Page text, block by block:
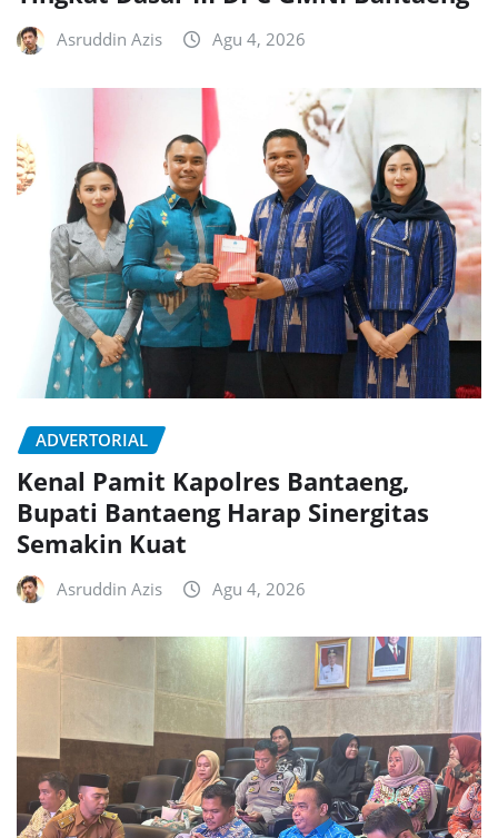
Asruddin Azis Agu 4, 2026
ADVERTORIAL
Kenal Pamit Kapolres Bantaeng,
Bupati Bantaeng Harap Sinergitas
Semakin Kuat
Asruddin Azis Agu 4, 2026